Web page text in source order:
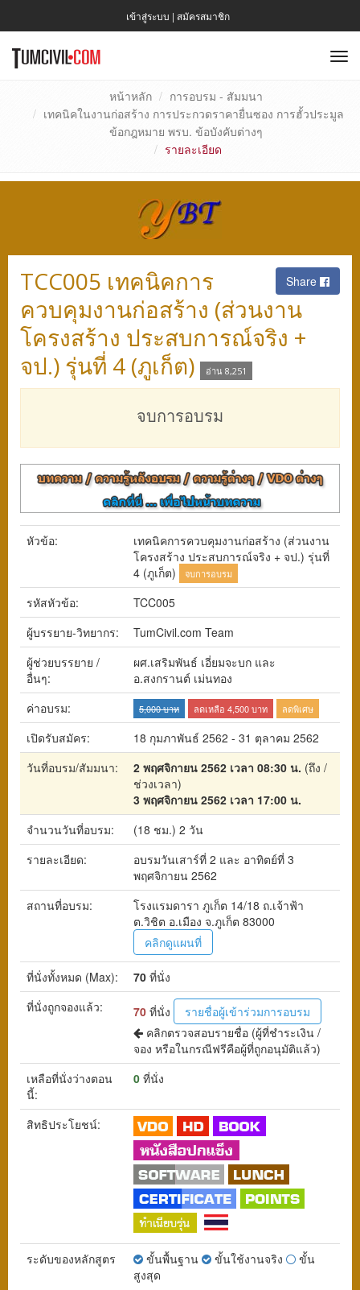
เข้าสู่ระบบ | สมัครสมาชิก
หน้าหลัก
การอบรม - สัมมนา
เทคนิคในงานก่อสร้าง การประกวดราคายื่นซอง การฮั้วประมูล
ข้อกฎหมาย พรบ. ข้อบังคับต่างๆ
รายละเอียด
Share
TCC005 เทคนิคการ
ควบคุมงานก่อสร้าง (ส่วนงาน
โครงสร้าง ประสบการณ์จริง +
จป.) รุ่นที่ 4 (ภูเก็ต)
อ่าน 8,251
จบการอบรม
หัวข้อ:
เทคนิคการควบคุมงานก่อสร้าง (ส่วนงาน
โครงสร้าง ประสบการณ์จริง + จป.) รุ่นที่
4 (ภูเก็ต)
จบการอบรม
รหัสหัวข้อ:
TCC005
ผู้บรรยาย-วิทยากร:
TumCivil.com Team
ผู้ช่วยบรรยาย /
อื่นๆ:
ผศ.เสริมพันธ์ เอี่ยมจะบก และ
อ.สงกรานต์ เม่นทอง
ค่าอบรม:
5,000 บาท ลดเหลือ 4,500 บาท ลดพิเศษ
เปิดรับสมัคร:
18 กุมภาพันธ์ 2562 - 31 ตุลาคม 2562
วันที่อบรม/สัมมนา:
2 พฤศจิกายน 2562 เวลา 08:30 น. (ถึง /
ช่วงเวลา)
3 พฤศจิกายน 2562 เวลา 17:00 น.
จำนวนวันที่อบรม:
(18 ชม.) 2 วัน
รายละเอียด:
อบรมวันเสาร์ที่ 2 และ อาทิตย์ที่ 3
พฤศจิกายน 2562
สถานที่อบรม:
โรงแรมดารา ภูเก็ต 14/18 ถ.เจ้าฟ้า
ต.วิชิต อ.เมือง จ.ภูเก็ต 83000
คลิกดูแผนที่
ที่นั่งทั้งหมด (Max): 70 ที่นั่ง
ที่นั่งถูกจองแล้ว:
70 ที่นั่ง
รายชื่อผู้เข้าร่วมการอบรม
คลิกตรวจสอบรายชื่อ (ผู้ที่ชำระเงิน /
จอง หรือในกรณีฟรีคือผู้ที่ถูกอนุมัติแล้ว)
เหลือที่นั่งว่างตอน
นี้:
0 ที่นั่ง
สิทธิประโยชน์:
ระดับของหลักสูตร ขั้นพื้นฐาน ขั้นใช้งานจริง
ขั้น
สูงสุด